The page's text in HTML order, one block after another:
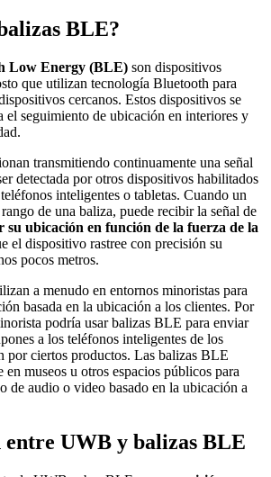
BLE?
Low Energy (BLE) son dispositivos
que utilizan tecnología Bluetooth para
cercanos. Estos dispositivos se
el seguimiento de ubicación en interiores y
transmitiendo continuamente una señal
detectada por otros dispositivos habilitados
inteligentes o tabletas. Cuando un
de una baliza, puede recibir la señal de
su ubicación en función de la fuerza de la
el dispositivo rastree con precisión su
pocos metros.
a menudo en entornos minoristas para
basada en la ubicación a los clientes. Por
podría usar balizas BLE para enviar
a los teléfonos inteligentes de los
por ciertos productos. Las balizas BLE
en museos u otros espacios públicos para
de audio o video basado en la ubicación a
entre UWB y balizas BLE